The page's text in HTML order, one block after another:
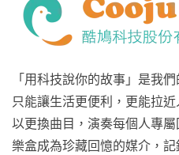
「用科技說你的故事」是我
只能讓生活更便利，更能拉
以更換曲目，演奏每個人專
樂盒成為珍藏回憶的媒介，